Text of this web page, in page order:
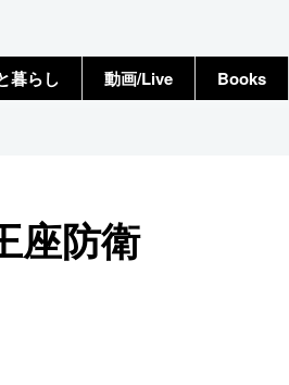
暮らし 動画/Live Books
座防衛